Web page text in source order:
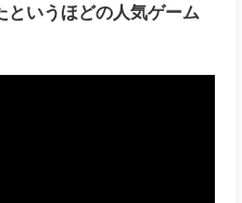
というほどの人気ゲーム